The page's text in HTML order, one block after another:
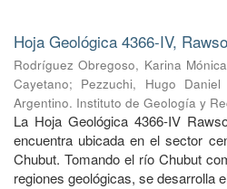
Hoja Geológica 4366-IV,
Rodríguez Obregoso, Karina Mónica
Cayetano; Pezzuchi, Hugo Daniel
Argentino. Instituto de Geología y
La Hoja Geológica 4366-IV
encuentra ubicada en el sector
Chubut. Tomando el río Chubut
regiones geológicas, se desarrolla